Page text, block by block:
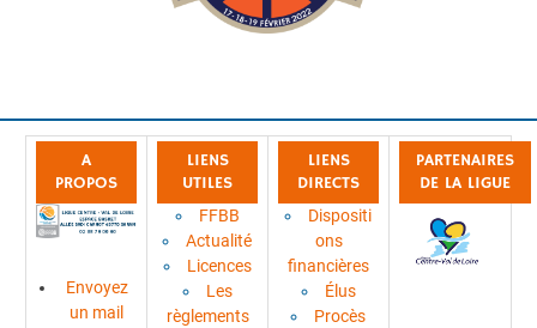
A
PROPOS
Envoyez
un mail
LIENS
UTILES
FFBB
Actualité
Licences
Les
règlements
LIENS
DIRECTS
Dispositi
ons
financières
Élus
Procès
PARTENAIRES
DE LA LIGUE